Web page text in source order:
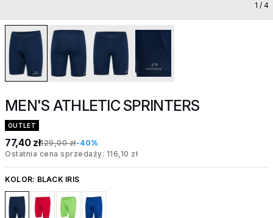
1 / 4
MEN'S ATHLETIC SPRINTERS
OUTLET
77,40 zł129,00 zł-40%
Ostatnia cena sprzedaży: 116,10 zł
KOLOR: BLACK IRIS